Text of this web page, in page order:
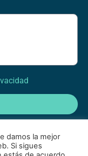
damos la mejor
Si sigues